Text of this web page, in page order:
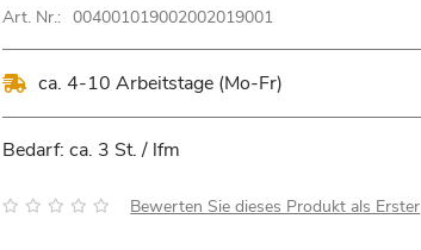
Art. Nr.: 004001019002002019001
ca. 4-10 Arbeitstage (Mo-Fr)
Bedarf: ca. 3 St. / lfm
Bewertung: Bewerten Sie dieses Produkt als Erster